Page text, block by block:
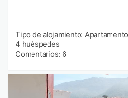
Tipo de alojamiento: Apartamento
4 huéspedes
Comentarios: 6